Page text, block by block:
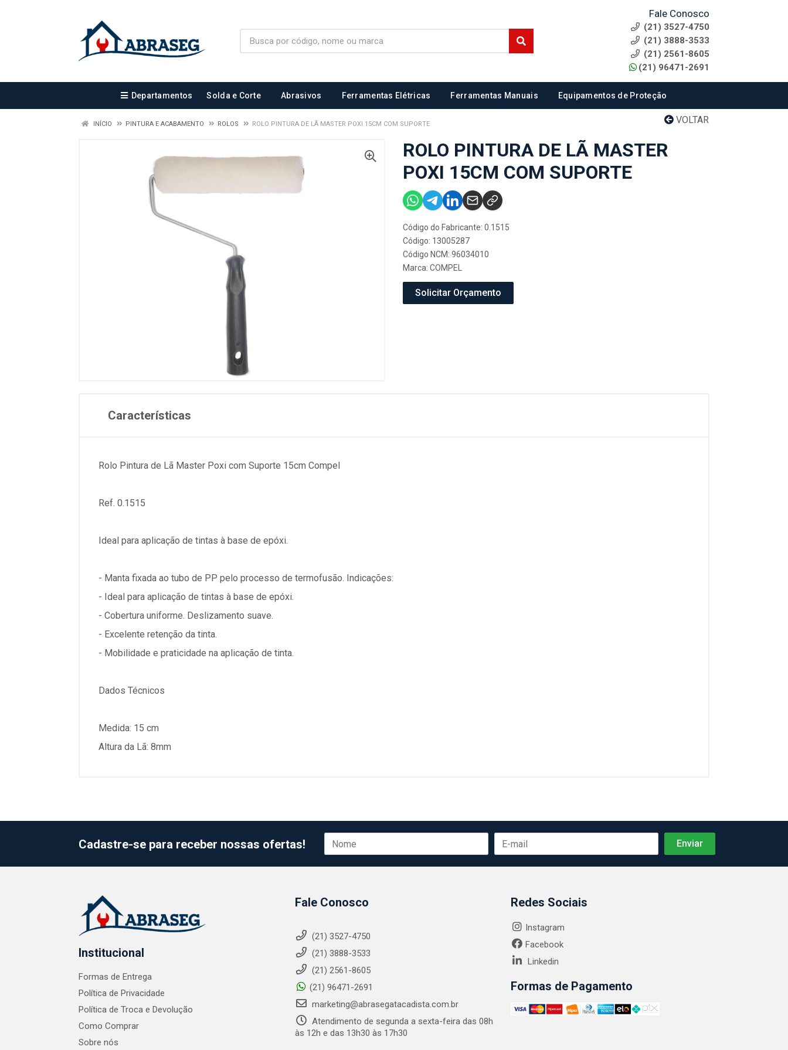
Fale Conosco
(21) 3527-4750
(21) 3888-3533
(21) 2561-8605
(21) 96471-2691
Departamentos Solda e Corte Abrasivos Ferramentas Elétricas Ferramentas Manuais Equipamentos de Proteção
VOLTAR
INÍCIO PINTURA E ACABAMENTO ROLOS ROLO PINTURA DE LÃ MASTER POXI 15CM COM SUPORTE
ROLO PINTURA DE LÃ MASTER
POXI 15CM COM SUPORTE
Código do Fabricante: 0.1515
Código: 13005287
Código NCM: 96034010
Marca: COMPEL
Solicitar Orçamento
Características
Rolo Pintura de Lã Master Poxi com Suporte 15cm Compel
Ref. 0.1515
Ideal para aplicação de tintas à base de epóxi.
- Manta fixada ao tubo de PP pelo processo de termofusão. Indicações:
- Ideal para aplicação de tintas à base de epóxi.
- Cobertura uniforme. Deslizamento suave.
- Excelente retenção da tinta.
- Mobilidade e praticidade na aplicação de tinta.
Dados Técnicos
Medida: 15 cm
Altura da Lã: 8mm
Cadastre-se para receber nossas ofertas!
Institucional
Formas de Entrega
Política de Privacidade
Política de Troca e Devolução
Como Comprar
Sobre nós
Fale Conosco
(21) 3527-4750
(21) 3888-3533
(21) 2561-8605
(21) 96471-2691
marketing@abrasegatacadista.com.br
Atendimento de segunda a sexta-feira das 08h
às 12h e das 13h30 às 17h30
Redes Sociais
Instagram
Facebook
Linkedin
Formas de Pagamento